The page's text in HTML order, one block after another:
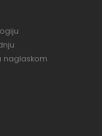
naglaskom